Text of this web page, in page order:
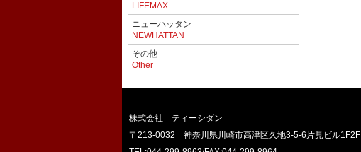
LIFEMAX
ニューハッタン
NEWHATTAN
その他
Other
株式会社 ティーシダン
〒213-0032 神奈川県川崎市高津区久地3-5-6片見ビル1F2F